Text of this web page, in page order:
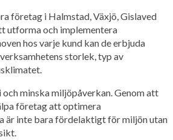
företag i Halmstad, Växjö, Gislaved
utforma och implementera
hos varje kund kan de erbjuda
storlek, typ av
minska miljöpåverkan. Genom att
företag att optimera
är inte bara fördelaktigt för miljön utan